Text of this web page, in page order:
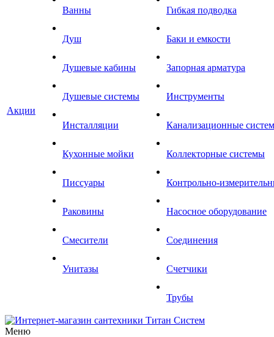
Акции
Ванны
Душ
Душевые кабины
Душевые системы
Инсталляции
Кухонные мойки
Писсуары
Раковины
Смесители
Унитазы
Гибкая подводка
Баки и емкости
Запорная арматура
Инструменты
Канализационные
Коллекторные системы
Контрольно-
Насосное оборудование
Соединения
Счетчики
Трубы
Меню